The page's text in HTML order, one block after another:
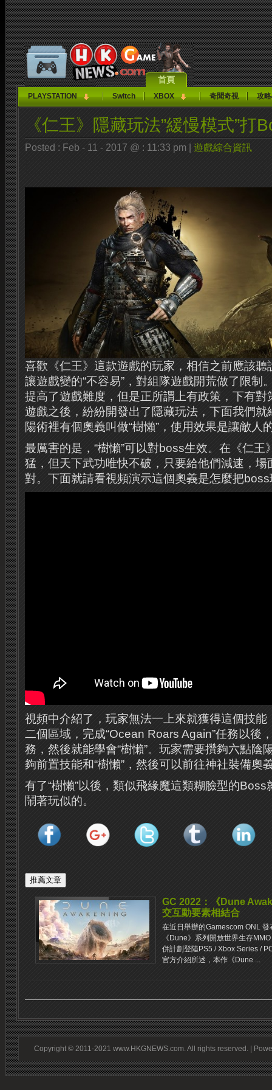
首頁
PLAYSTATION Switch XBOX 奇聞奇視 攻
《仁王》隱藏玩法”緩慢模式”打
Posted : Feb - 11 - 2017 @ : 11:33 pm | 遊戲綜合資訊
喜歡《仁王》這款遊戲的玩家，相信之前應該聽
讓遊戲變的“不容易”，對組隊遊戲開荒做了限制
提高了遊戲難度，但是正所謂上有政策，下有對
遊戲之後，紛紛開發出了隱藏玩法，下面我們就
陽術裡有個奧義叫做“樹懶”，使用效果是讓敵人
最厲害的是，“樹懶”可以對boss生效。在《仁
猛，但天下武功唯快不破，只要給他們減速，場
對。下面就請看視頻演示這個奧義是怎麼把
視頻中介紹了，玩家無法一上來就獲得這個技能
二個區域，完成“Ocean Roars Again”任務以後
務，然後就能學會“樹懶”。玩家需要攢夠六點陰
夠前置技能和“樹懶”，然後可以前往神社裝備奧
有了“樹懶”以後，類似飛緣魔這類糊臉型的
鬧著玩似的。
GC 2022：《Dune
交互動要素相結合
在近日舉辦的Gamescom ONL
《Dune》系列開放世界生存
併計劃登陸PS5 / Xbox Series /
官方介紹所述，本作《Dune ...
Copyright © 2011-2021 www.HKGNEWS.com. All rights reserved. |